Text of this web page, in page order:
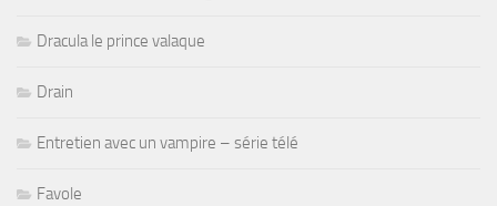
Dracula le prince valaque
Drain
Entretien avec un vampire – série télé
Favole